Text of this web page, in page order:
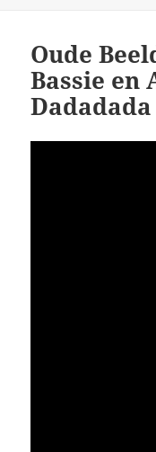
Oude
Bassie en
Dadadada